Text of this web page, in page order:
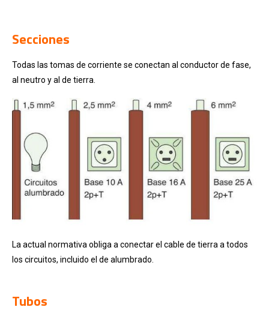
Secciones
Todas las tomas de corriente se conectan al conductor de fase,
al neutro y al de tierra.
La actual normativa obliga a conectar el cable de tierra a todos
los circuitos, incluido el de alumbrado.
Tubos